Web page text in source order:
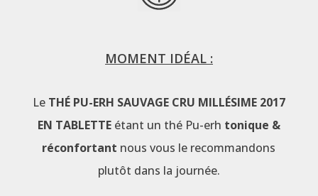
MOMENT IDÉAL :
Le THÉ PU-ERH SAUVAGE CRU MILLÉSIME 2017
EN TABLETTEétant un thé Pu-erh tonique &
réconfortant nous vous le recommandons
plutôt dans la journée.